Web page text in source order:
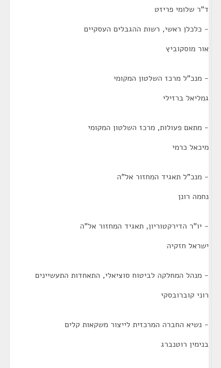
ד"ר שלומי פריזט
- כלכלן ראשי, רשות ההגבלים העסקיים
אור מוסקוביץ
- מנכ"ל מרכז השלטון המקומי
גמליאל ברזילי
- מתאם פעולות, מרכז השלטון המקומי
מיכאל כרמי
- מנכ"ל תאגיד המחזור אל"ה
נחמה רונן
- יו"ר הדירקטוריון, תאגיד המחזור אל"ה
ישראל חזקיה
- מנהל המחלקה לביטוח סוציאלי, התאחדות התעשיינים
רוני קוברובסקי
- נשיא החברה המרכזית לייצור משקאות קלים
בנימין רוטנברג